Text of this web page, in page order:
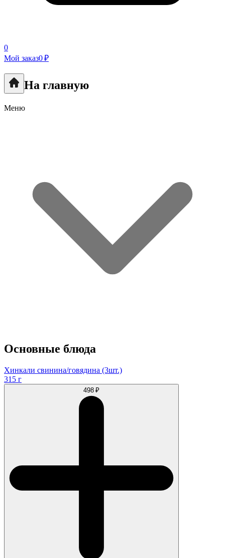
0
Мой заказ0 ₽
На главную
Меню
Основные блюда
Хинкали свинина/говядина (3шт.)
315 г
498 ₽